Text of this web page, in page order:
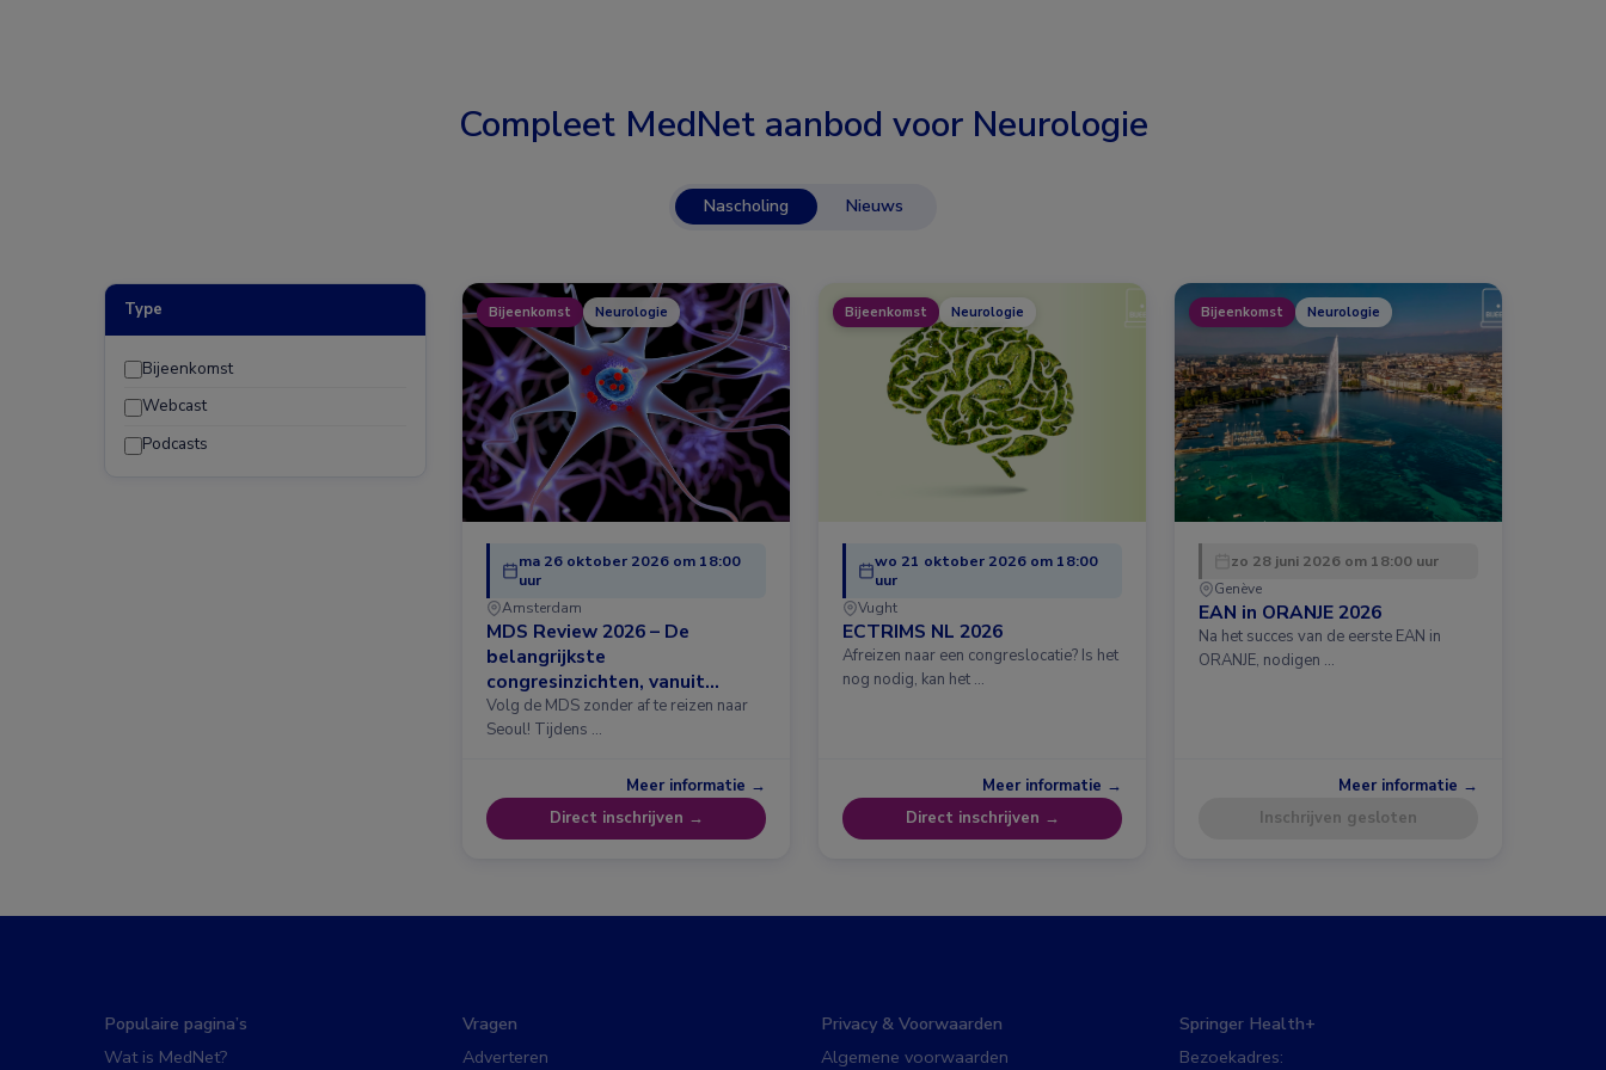
Compleet MedNet aanbod voor Neurologie
Nascholing Nieuws
Type
Bijeenkomst
Webcast
Podcasts
Bijeenkomst Neurologie
ma 26 oktober 2026 om 18:00
uur
Amsterdam
MDS Review 2026 – De
belangrijkste
congresinzichten, vanuit
Amsterdam
Volg de MDS zonder af te reizen naar
Seoul! Tijdens …
Meer informatie →
Direct inschrijven →
Bijeenkomst Neurologie
wo 21 oktober 2026 om 18:00
uur
Vught
ECTRIMS NL 2026
Afreizen naar een congreslocatie? Is het
nog nodig, kan het …
Meer informatie →
Direct inschrijven →
Bijeenkomst Neurologie
zo 28 juni 2026 om 18:00 uur
Genève
EAN in ORANJE 2026
Na het succes van de eerste EAN in
ORANJE, nodigen …
Meer informatie →
Inschrijven gesloten
Populaire pagina’s
Wat is MedNet?
Vragen
Adverteren
Privacy & Voorwaarden
Algemene voorwaarden
Springer Health+
Bezoekadres: